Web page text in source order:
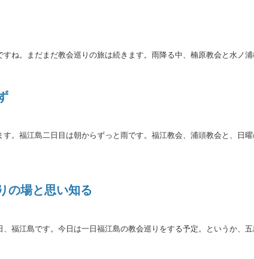
。まだまだ教会巡りの旅は続きます。雨降る中、楠原教会と水ノ浦
。福江島二日目は朝からずっと雨です。福江教会、浦頭教会と、日
の場と思い知る
福江島です。今日は一日福江島の教会巡りをする予定。というか、